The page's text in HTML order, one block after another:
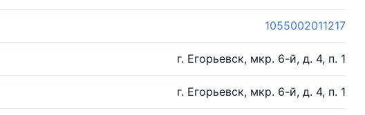
1055002011217
г. Егорьевск, мкр. 6-й, д. 4, п. 1
г. Егорьевск, мкр. 6-й, д. 4, п. 1